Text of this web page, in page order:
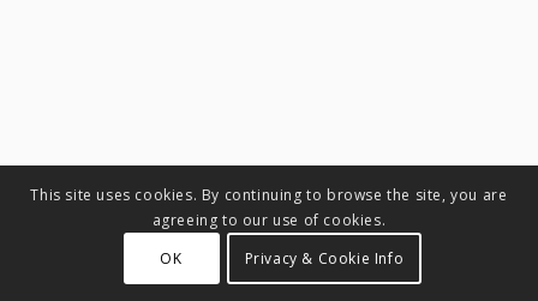
This site uses cookies. By continuing to browse the site, you are
agreeing to our use of cookies.
OK
Privacy & Cookie Info